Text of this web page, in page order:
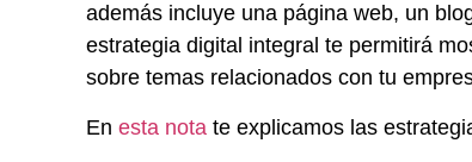
además incluye una página web, un
estrategia digital integral te permitirá
sobre temas relacionados con tu
En esta nota te explicamos las